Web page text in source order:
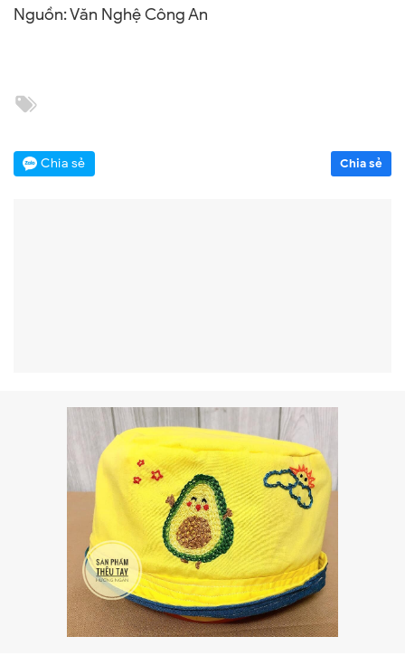
Nguồn: Văn Nghệ Công An
Chia sẻ Chia sẻ